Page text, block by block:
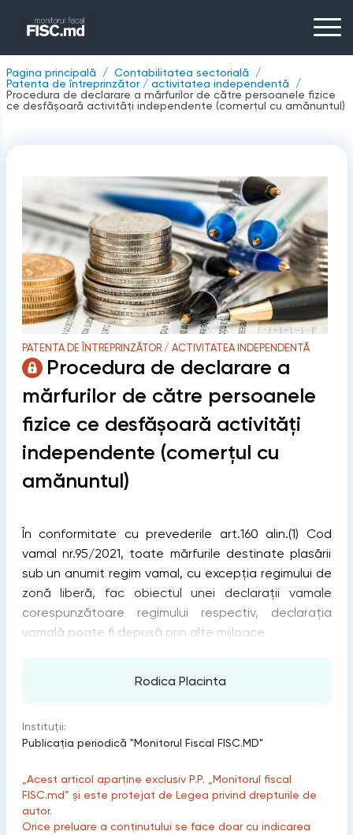
Pagina principală
Contabilitatea sectorială
Patenta de întreprinzător / activitatea independentă
Procedura de declarare a mărfurilor de către persoanele fizice
ce desfășoară activități independente (comerțul cu amănuntul)
PATENTA DE ÎNTREPRINZĂTOR / ACTIVITATEA INDEPENDENTĂ
Procedura de declarare a
mărfurilor de către persoanele
fizice ce desfășoară activități
independente (comerțul cu
amănuntul)
În conformitate cu prevederile art.160 alin.(1) Cod
vamal nr.95/2021, toate mărfurile destinate plasării
sub un anumit regim vamal, cu excepţia regimului de
zonă liberă, fac obiectul unei declaraţii vamale
corespunzătoare regimului respectiv, declaraţia
vamală poate fi depusă prin alte mijloace
Rodica Placinta
Instituții:
Publicaţia periodică "Monitorul Fiscal FISC.MD"
„Acest articol aparține exclusiv P.P. „Monitorul fiscal
FISC.md” și este protejat de Legea privind drepturile de
autor.
Orice preluare a conținutului se face doar cu indicarea